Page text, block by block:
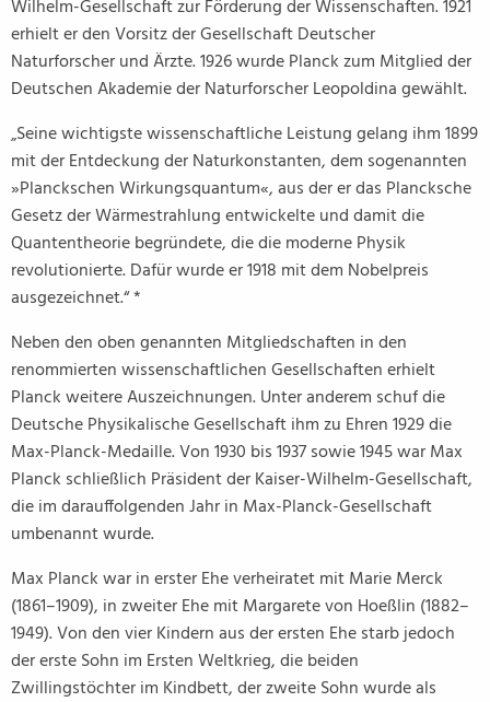
Wilhelm-Gesellschaft zur Förderung der Wissenschaften. 1921
erhielt er den Vorsitz der Gesellschaft Deutscher
Naturforscher und Ärzte. 1926 wurde Planck zum Mitglied der
Deutschen Akademie der Naturforscher Leopoldina gewählt.
„Seine wichtigste wissenschaftliche Leistung gelang ihm 1899
mit der Entdeckung der Naturkonstanten, dem sogenannten
»Planckschen Wirkungsquantum«, aus der er das Plancksche
Gesetz der Wärmestrahlung entwickelte und damit die
Quantentheorie begründete, die die moderne Physik
revolutionierte. Dafür wurde er 1918 mit dem Nobelpreis
ausgezeichnet.“ *
Neben den oben genannten Mitgliedschaften in den
renommierten wissenschaftlichen Gesellschaften erhielt
Planck weitere Auszeichnungen. Unter anderem schuf die
Deutsche Physikalische Gesellschaft ihm zu Ehren 1929 die
Max-Planck-Medaille. Von 1930 bis 1937 sowie 1945 war Max
Planck schließlich Präsident der Kaiser-Wilhelm-Gesellschaft,
die im darauffolgenden Jahr in Max-Planck-Gesellschaft
umbenannt wurde.
Max Planck war in erster Ehe verheiratet mit Marie Merck
(1861–1909), in zweiter Ehe mit Margarete von Hoeßlin (1882–
1949). Von den vier Kindern aus der ersten Ehe starb jedoch
der erste Sohn im Ersten Weltkrieg, die beiden
Zwillingstöchter im Kindbett, der zweite Sohn wurde als